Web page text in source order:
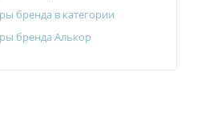
бренда в категории
бренда Алькор